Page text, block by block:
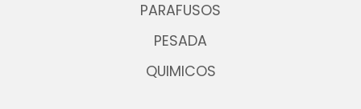
PARAFUSOS
PESADA
QUIMICOS